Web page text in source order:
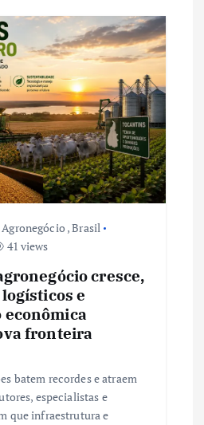
Agronegócio ,Brasil
41 views
cresce,
e
fronteira
batem recordes e atraem
especialistas e
que infraestrutura e